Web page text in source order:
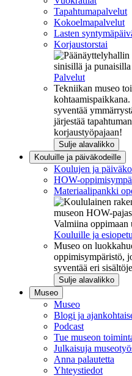
Tapahtumapalvelut
Kokoelmapalvelut
Lasten
Korjaustorstai
Palvelut
Tekniikan museo
syventää
järjestää
korjaustyöpajaan!
Sulje alavalikko
Kouluille ja päiväkodeille
Koulujen ja
HOW-
Materiaalipankki
Valmiina oppimaan
Kouluille ja
Museo on
oppimisympäristö,
syventää eri
Sulje alavalikko
Museo
Museo
Blogi ja
Podcast
Tue museon
Julkaisuja
Anna palautetta
Yhteystiedot